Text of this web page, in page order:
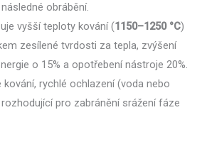
obrábění.
vyšší teploty kování (1150–1250 °C)
zesílené tvrdosti za tepla, zvýšení
o 15% a opotřebení nástroje 20%.
kování, rychlé ochlazení (voda nebo
pro zabránění srážení fáze